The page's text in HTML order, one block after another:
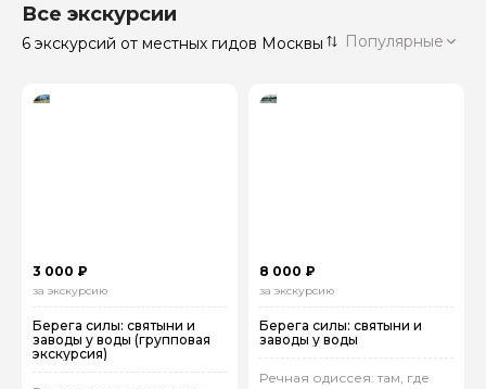
Санкт-Петербург 50 экскурсий
Россия
Все экскурсии
6 экскурсий от местных гидов Москвы Популярные
3 000 ₽
за экскурсию
Берега силы: святыни и
заводы у воды (групповая
экскурсия)
8 000 ₽
за экскурсию
Берега силы: святыни и
заводы у воды
Речная одиссея: там, где